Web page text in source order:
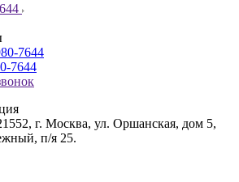
7644
7644
г. Москва, ул. Оршанская, дом 5,
п/я 25.